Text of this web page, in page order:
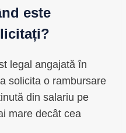
este
legal angajată în
solicita o rambursare
din salariu pe
mare decât cea